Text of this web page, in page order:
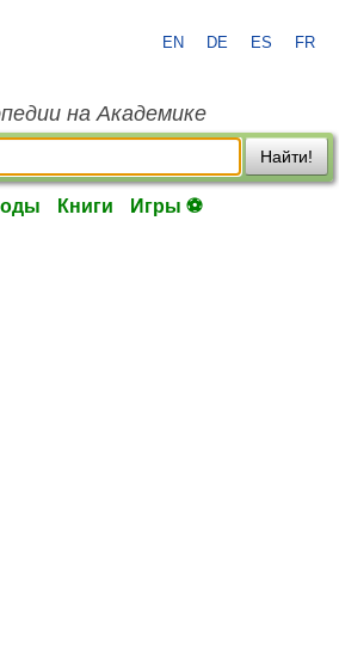
EN DE ES FR
на Академике
Найти!
Книги Игры ⚽